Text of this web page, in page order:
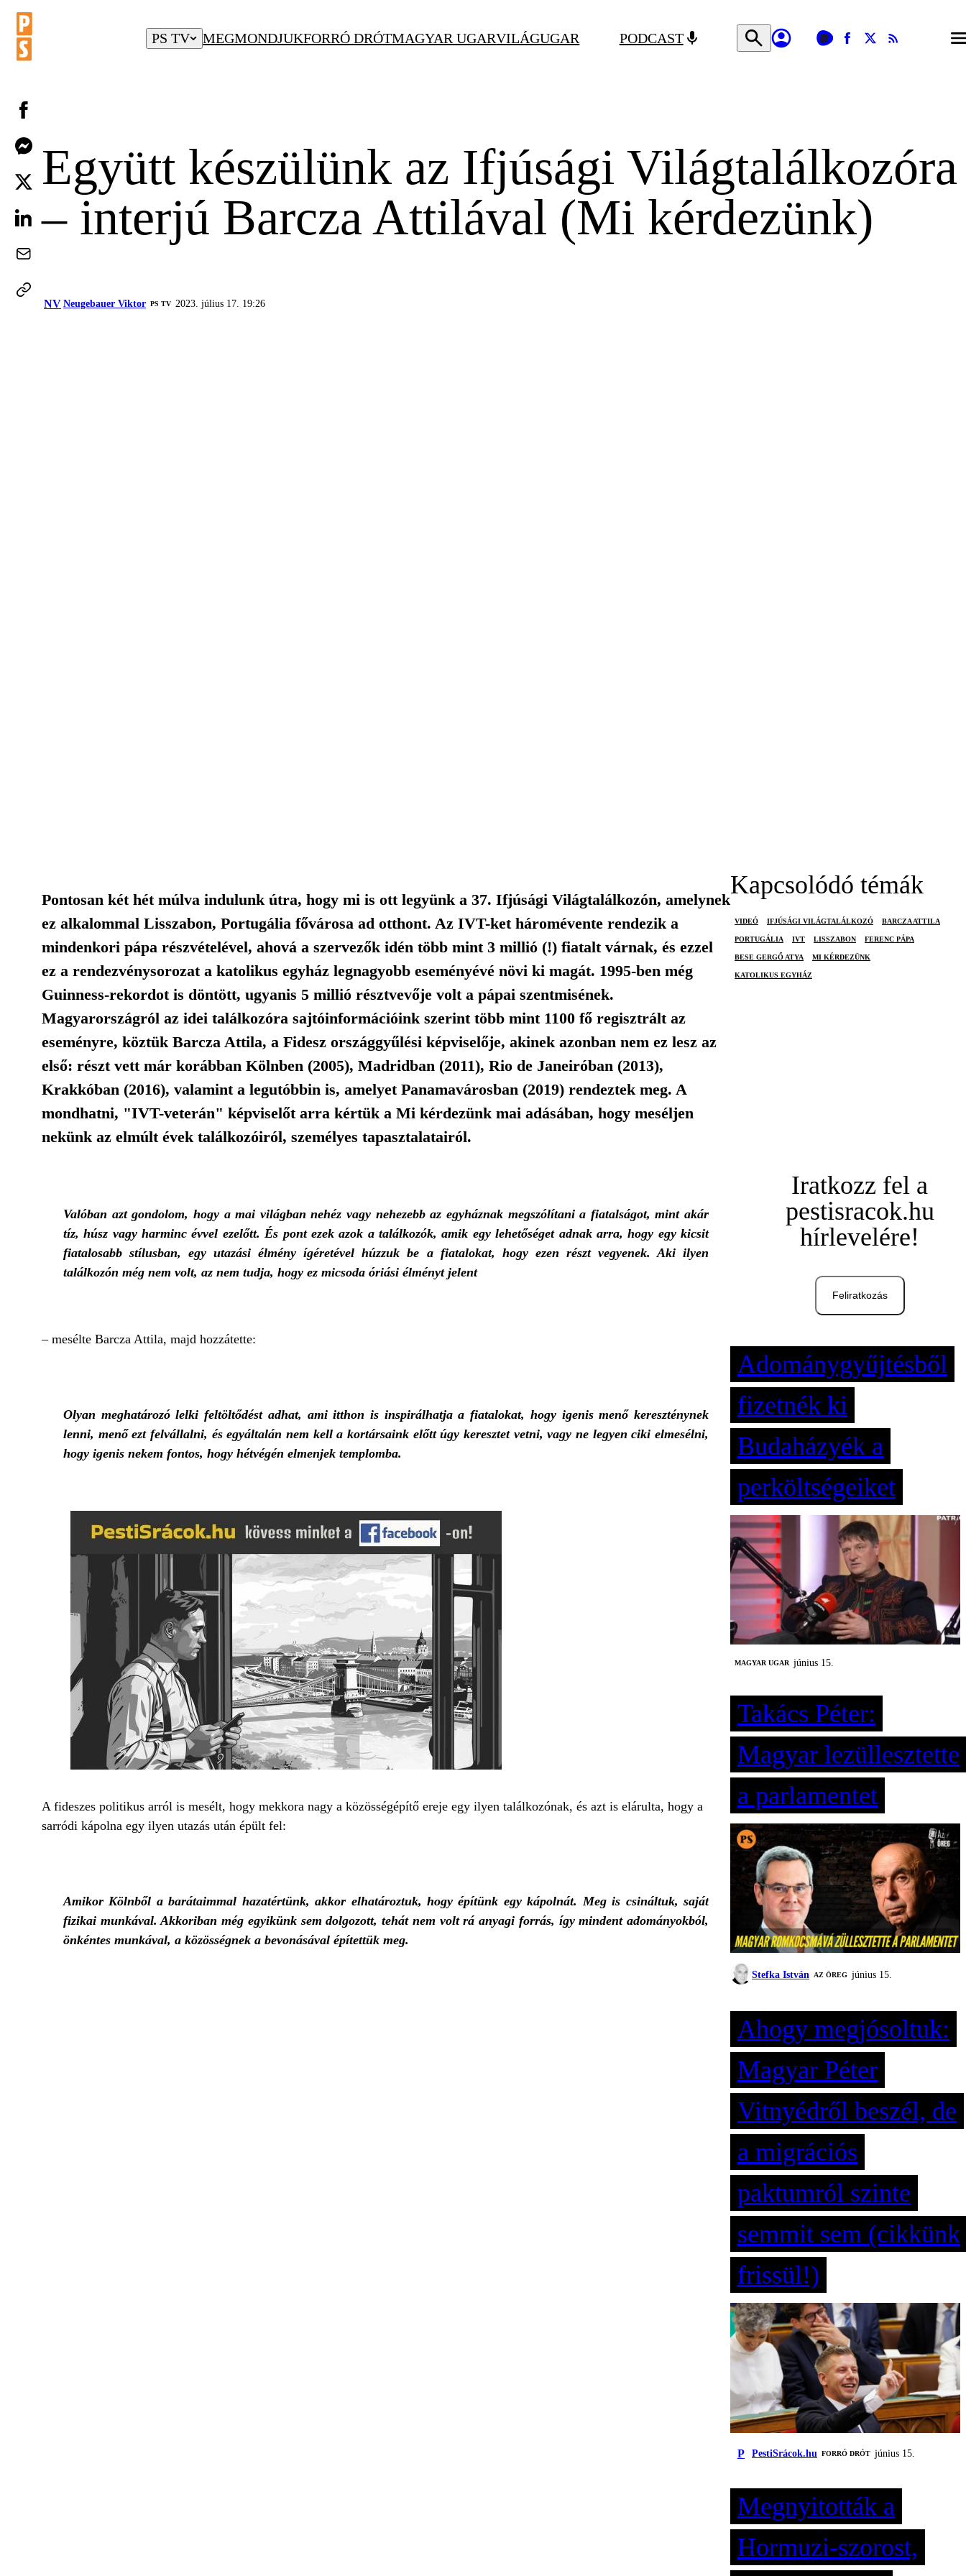
PS TV MEGMONDJUKFORRÓ DRÓTMAGYAR UGARVILÁGUGAR PODCAST
Együtt készülünk az Ifjúsági Világtalálkozóra
– interjú Barcza Attilával (Mi kérdezünk)
NV Neugebauer Viktor PS TV 2023. július 17. 19:26
Pontosan két hét múlva indulunk útra, hogy mi is ott legyünk a 37. Ifjúsági Világtalálkozón, amelynek
ez alkalommal Lisszabon, Portugália fővárosa ad otthont. Az IVT-ket háromévente rendezik a
mindenkori pápa részvételével, ahová a szervezők idén több mint 3 millió (!) fiatalt várnak, és ezzel
ez a rendezvénysorozat a katolikus egyház legnagyobb eseményévé növi ki magát. 1995-ben még
Guinness-rekordot is döntött, ugyanis 5 millió résztvevője volt a pápai szentmisének.
Magyarországról az idei találkozóra sajtóinformációink szerint több mint 1100 fő regisztrált az
eseményre, köztük Barcza Attila, a Fidesz országgyűlési képviselője, akinek azonban nem ez lesz az
első: részt vett már korábban Kölnben (2005), Madridban (2011), Rio de Janeiróban (2013),
Krakkóban (2016), valamint a legutóbbin is, amelyet Panamavárosban (2019) rendeztek meg. A
mondhatni, "IVT-veterán" képviselőt arra kértük a Mi kérdezünk mai adásában, hogy meséljen
nekünk az elmúlt évek találkozóiról, személyes tapasztalatairól.
Valóban azt gondolom, hogy a mai világban nehéz vagy nehezebb az egyháznak megszólítani a fiatalságot, mint akár
tíz, húsz vagy harminc évvel ezelőtt. És pont ezek azok a találkozók, amik egy lehetőséget adnak arra, hogy egy kicsit
fiatalosabb stílusban, egy utazási élmény ígéretével húzzuk be a fiatalokat, hogy ezen részt vegyenek. Aki ilyen
találkozón még nem volt, az nem tudja, hogy ez micsoda óriási élményt jelent
– mesélte Barcza Attila, majd hozzátette:
Olyan meghatározó lelki feltöltődést adhat, ami itthon is inspirálhatja a fiatalokat, hogy igenis menő kereszténynek
lenni, menő ezt felvállalni, és egyáltalán nem kell a kortársaink előtt úgy keresztet vetni, vagy ne legyen ciki elmesélni,
hogy igenis nekem fontos, hogy hétvégén elmenjek templomba.
A fideszes politikus arról is mesélt, hogy mekkora nagy a közösségépítő ereje egy ilyen találkozónak, és azt is elárulta, hogy a
sarródi kápolna egy ilyen utazás után épült fel:
Amikor Kölnből a barátaimmal hazatértünk, akkor elhatároztuk, hogy építünk egy kápolnát. Meg is csináltuk, saját
fizikai munkával. Akkoriban még egyikünk sem dolgozott, tehát nem volt rá anyagi forrás, így mindent adományokból,
önkéntes munkával, a közösségnek a bevonásával építettük meg.
Kapcsolódó témák
VIDEÓ IFJÚSÁGI VILÁGTALÁLKOZÓ BARCZA ATTILA
PORTUGÁLIA IVT LISSZABON FERENC PÁPA
BESE GERGŐ ATYA MI KÉRDEZÜNK
KATOLIKUS EGYHÁZ
Iratkozz fel a
pestisracok.hu
hírlevelére!
Feliratkozás
Adománygyűjtésből
fizetnék ki
Budaházyék a
perköltségeiket
MAGYAR UGAR június 15.
Takács Péter:
Magyar lezüllesztette
a parlamentet
Stefka István AZ ÖREG június 15.
Ahogy megjósoltuk:
Magyar Péter
Vitnyédről beszél, de
a migrációs
paktumról szinte
semmit sem (cikkünk
frissül!)
P PestiSrácok.hu FORRÓ DRÓT június 15.
Megnyitották a
Hormuzi-szorost,